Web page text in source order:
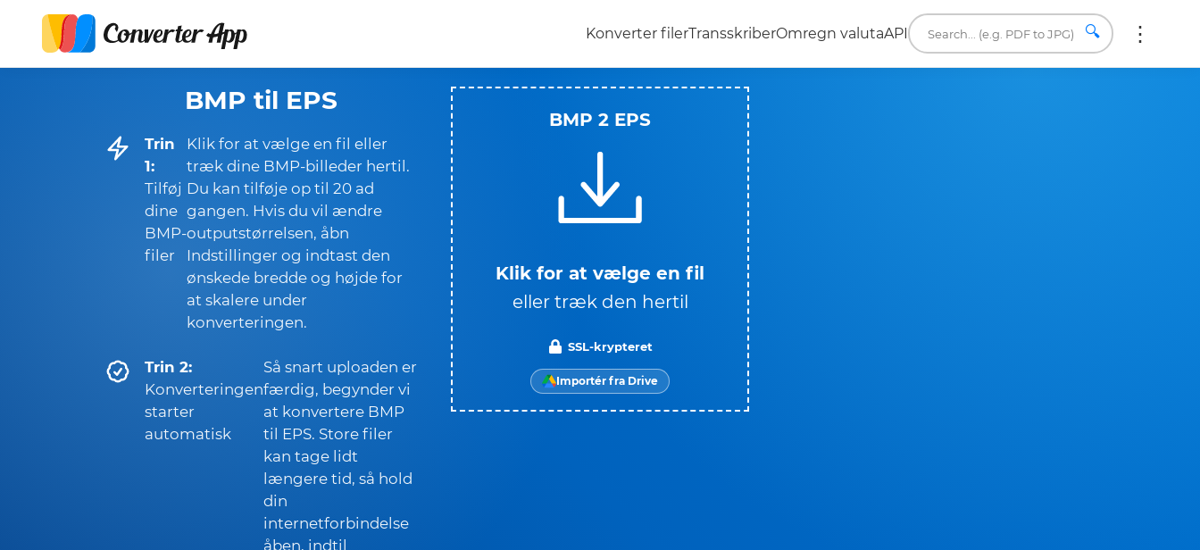
Konverter filerTransskriberOmregn valutaAPI 🔍
BMP til EPS
Trin
1:
Tilføj
dine
BMP-
filer
Klik for at vælge en fil eller
træk dine BMP-billeder hertil.
Du kan tilføje op til 20 ad
gangen. Hvis du vil ændre
outputstørrelsen, åbn
Indstillinger og indtast den
ønskede bredde og højde for
at skalere under
konverteringen.
Trin 2:
Konverteringen
starter
automatisk
Så snart uploaden er
færdig, begynder vi
at konvertere BMP
til EPS. Store filer
kan tage lidt
længere tid, så hold
din
internetforbindelse
åben, indtil
BMP 2 EPS
Klik for at vælge en fil
eller træk den hertil
SSL-krypteret
Importér fra Drive